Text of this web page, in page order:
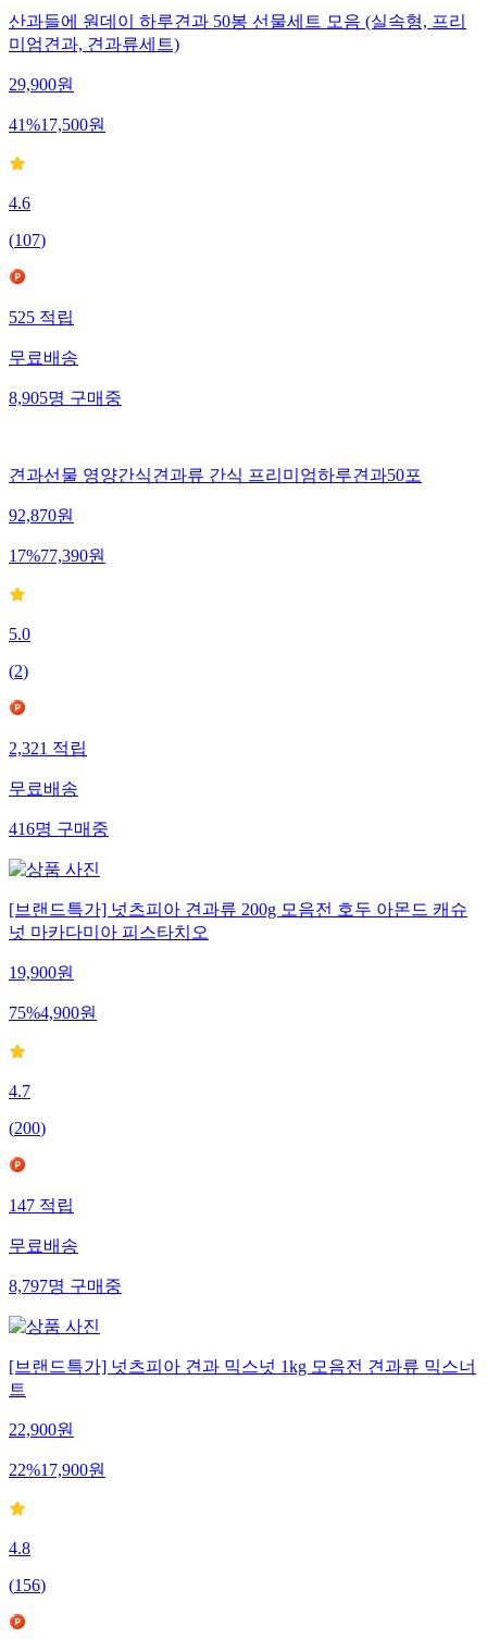
산과들에 원데이 하루견과 50봉 선물세트 모음 (실속형, 프리
미엄견과, 견과류세트)
29,900원
41%17,500원
4.6
(107)
525적립
무료배송
8,905명구매중
견과선물 영양간식견과류 간식 프리미엄하루견과50포
92,870원
17%77,390원
5.0
(2)
2,321적립
무료배송
416명구매중
[브랜드특가] 넛츠피아 견과류 200g 모음전 호두 아몬드 캐슈
넛 마카다미아 피스타치오
19,900원
75%4,900원
4.7
(200)
147적립
무료배송
8,797명구매중
[브랜드특가] 넛츠피아 견과 믹스넛 1kg 모음전 견과류 믹스너
트
22,900원
22%17,900원
4.8
(156)